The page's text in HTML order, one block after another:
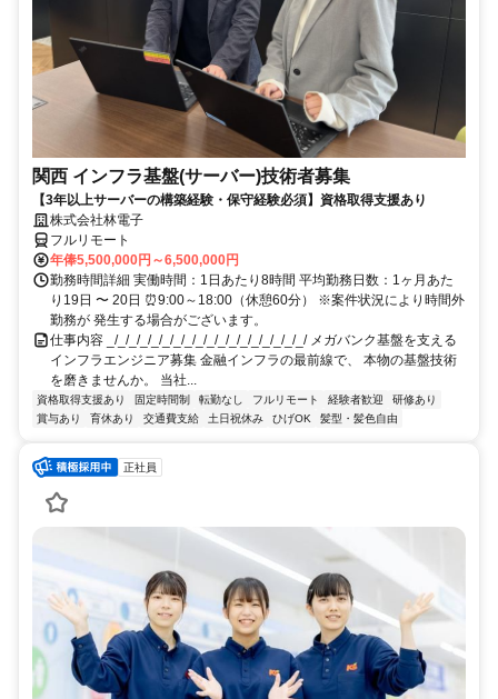
関西 インフラ基盤(サーバー)技術者募集
【3年以上サーバーの構築経験・保守経験必須】資格取得支援あり
株式会社林電子
フルリモート
年俸5,500,000円～6,500,000円
勤務時間詳細 実働時間：1日あたり8時間 平均勤務日数：1ヶ月あた
り19日 〜 20日 ⏰9:00～18:00（休憩60分） ※案件状況により時間外
勤務が 発生する場合がございます。
仕事内容 _/_/_/_/_/_/_/_/_/_/_/_/_/_/_/_/_/_/ メガバンク基盤を支える
インフラエンジニア募集 金融インフラの最前線で、 本物の基盤技術
を磨きませんか。 当社...
資格取得支援あり 固定時間制 転勤なし フルリモート 経験者歓迎
研修あり
賞与あり
育休あり 交通費支給 土日祝休み ひげOK 髪型・髪色自由
正社員